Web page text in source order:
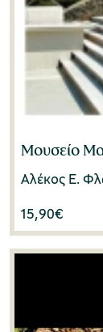
Μουσείο
Αλέκος Ε.
15,90€